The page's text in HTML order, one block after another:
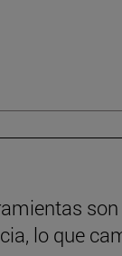
lo que